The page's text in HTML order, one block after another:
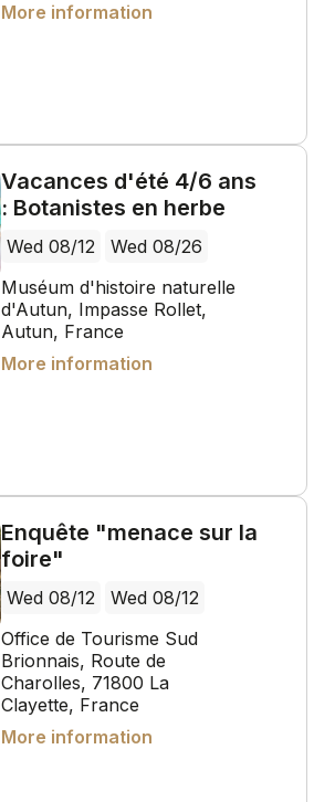
More information
Vacances d'été 4/6 ans
: Botanistes en herbe
Wed 08/12
Wed 08/26
Muséum d'histoire naturelle
d'Autun, Impasse Rollet,
Autun, France
More information
Enquête "menace sur la
foire"
Wed 08/12
Wed 08/12
Office de Tourisme Sud
Brionnais, Route de
Charolles, 71800 La
Clayette, France
More information